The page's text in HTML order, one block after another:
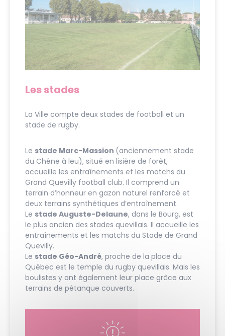
Les stades
La Ville compte deux stades de football et un
stade de rugby.
Le stade Marc-Massion (anciennement stade
du Chêne à leu), situé en lisière de forêt,
accueille les entraînements et les matchs du
Grand Quevilly football club. Il comprend un
terrain d’honneur en gazon naturel renforcé et
deux terrains synthétiques d’entraînement.
Le stade Auguste-Delaune, dans le Bourg, est
le plus ancien des stades quevillais. Il accueille les
entraînements et les matchs du Stade de Grand
Quevilly.
Le stade Géo-André, proche de la place du
Québec est le temple du rugby quevillais. Mais les
boulistes y ont également leur place grâce aux
terrains de pétanque couverts.